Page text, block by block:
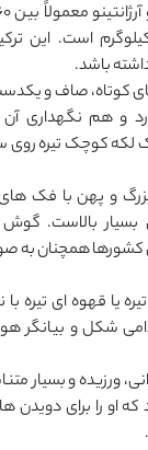
۳۶ تا ۴۵ کیلوگرم
باشد.
کوتاه، صاف و
و هم نگهداری آن
و پهن با فک
بسیار بالاست.
کشورها همچنان به
یا قهوه‌ ای تیره
شکل و بیانگر
ورزیده و بسیار
که او را برای دویدن